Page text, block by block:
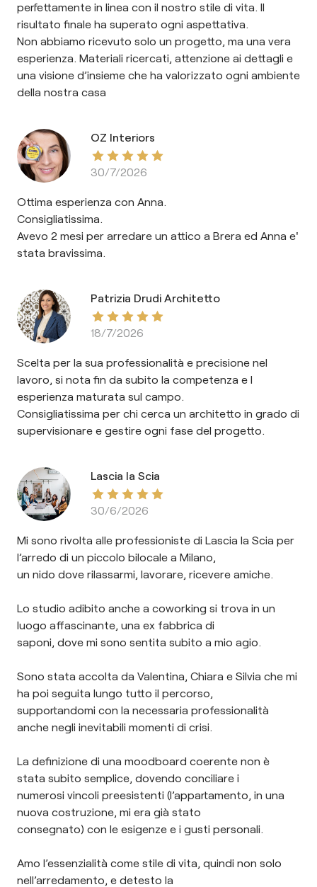
perfettamente in linea con il nostro stile di vita. Il
risultato finale ha superato ogni aspettativa.
Non abbiamo ricevuto solo un progetto, ma una vera
esperienza. Materiali ricercati, attenzione ai dettagli e
una visione d’insieme che ha valorizzato ogni ambiente
della nostra casa
OZ Interiors
30/7/2026
Ottima esperienza con Anna.
Consigliatissima.
Avevo 2 mesi per arredare un attico a Brera ed Anna e'
stata bravissima.
Patrizia Drudi Architetto
18/7/2026
Scelta per la sua professionalità e precisione nel
lavoro, si nota fin da subito la competenza e l
esperienza maturata sul campo.
Consigliatissima per chi cerca un architetto in grado di
supervisionare e gestire ogni fase del progetto.
Lascia la Scia
30/6/2026
Mi sono rivolta alle professioniste di Lascia la Scia per
l’arredo di un piccolo bilocale a Milano,
un nido dove rilassarmi, lavorare, ricevere amiche.
Lo studio adibito anche a coworking si trova in un
luogo affascinante, una ex fabbrica di
saponi, dove mi sono sentita subito a mio agio.
Sono stata accolta da Valentina, Chiara e Silvia che mi
ha poi seguita lungo tutto il percorso,
supportandomi con la necessaria professionalità
anche negli inevitabili momenti di crisi.
La definizione di una moodboard coerente non è
stata subito semplice, dovendo conciliare i
numerosi vincoli preesistenti (l’appartamento, in una
nuova costruzione, mi era già stato
consegnato) con le esigenze e i gusti personali.
Amo l’essenzialità come stile di vita, quindi non solo
nell’arredamento, e detesto la